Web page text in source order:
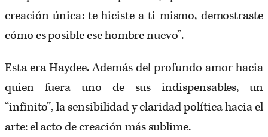
creación única: te hiciste a ti mismo, demostraste
cómo es posible ese hombre nuevo”.
Esta era Haydee. Además del profundo amor hacia
quien fuera uno de sus indispensables, un
“infinito”, la sensibilidad y claridad política hacia el
arte: el acto de creación más sublime.